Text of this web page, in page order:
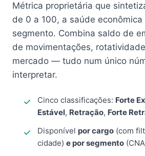
Métrica proprietária que
de 0 a 100, a saúde
segmento. Combina saldo de
de movimentações,
mercado — tudo num único
interpretar.
Cinco classificações: Forte
Estável, Retração, Forte
Disponível por cargo (com
cidade) e por segmento